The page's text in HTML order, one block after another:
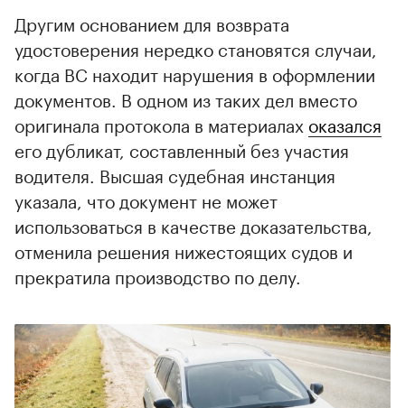
Другим основанием для возврата
удостоверения нередко становятся случаи,
когда ВС находит нарушения в оформлении
документов. В одном из таких дел вместо
оригинала протокола в материалах оказался
его дубликат, составленный без участия
водителя. Высшая судебная инстанция
указала, что документ не может
использоваться в качестве доказательства,
отменила решения нижестоящих судов и
прекратила производство по делу.